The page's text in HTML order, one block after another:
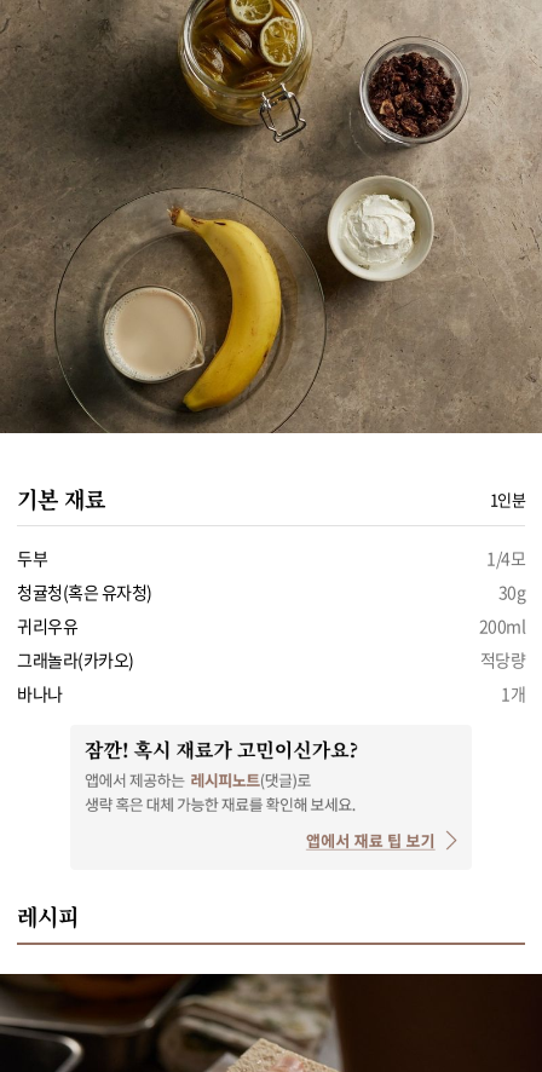
기본 재료 1인분
두부
1/4모
청귤청(혹은 유자청)
30g
귀리우유
200ml
그래놀라(카카오)
적당량
바나나
1개
레시피